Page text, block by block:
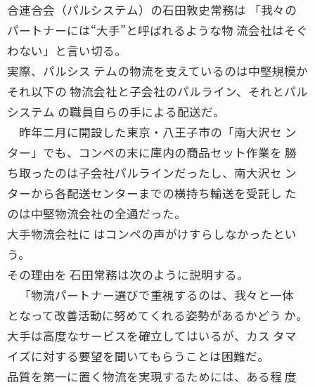
合連合会（パルシステム）の石田敦史常務は 「我々の
パートナーには“大手”と呼ばれるような物 流会社はそぐ
わない」と言い切る。
実際、パルシス テムの物流を支えているのは中堅規模か
それ以下の 物流会社と子会社のパルライン、それとパル
システム の職員自らの手による配送だ。
昨年二月に開設した東京・八王子市の「南大沢セ ン
ター」でも、コンペの末に庫内の商品セット作業を 勝
ち取ったのは子会社パルラインだったし、南大沢セ ン
ターから各配送センターまでの横持ち輸送を受託し た
のは中堅物流会社の全通だった。
大手物流会社に はコンペの声がけすらしなかったとい
う。
その理由を 石田常務は次のように説明する。
「物流パートナー選びで重視するのは、我々と一体
となって改善活動に努めてくれる姿勢があるかどう か。
大手は高度なサービスを確立してはいるが、カス タマ
イズに対する要望を聞いてもらうことは困難だ。
品質を第一に置く物流を実現するためには、ある程 度